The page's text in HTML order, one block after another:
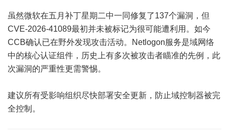
虽然微软在五月补丁星期二中一同修复了137个漏洞，但
CVE-2026-41089最初并未被标记为很可能遭利用。如今
CCB确认已在野外发现攻击活动。Netlogon服务是域网络
中的核心认证组件，历史上有多次被攻击者瞄准的先例，此
次漏洞的严重性更需警惕。
建议所有受影响组织尽快部署安全更新，防止域控制器被完
全控制。